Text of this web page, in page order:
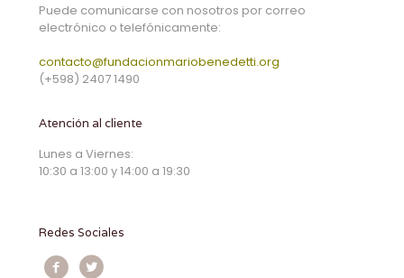
Puede comunicarse con nosotros por correo
electrónico o telefónicamente:
contacto@fundacionmariobenedetti.org
(+598) 2407 1490
Atención al cliente
Lunes a Viernes:
10:30 a 13:00 y 14:00 a 19:30
Redes Sociales